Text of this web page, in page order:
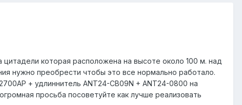
которая расположена на высоте около 100 м. над
нужно преобрести чтобы это все нормально работало.
+ удлиннитель ANT24-CB09N + ANT24-0800 на
просьба посоветуйте как лучше реализовать